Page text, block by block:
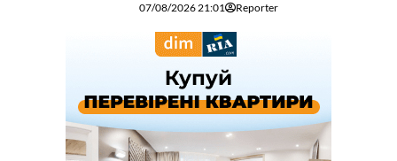
07/08/2026 21:01 Reporter